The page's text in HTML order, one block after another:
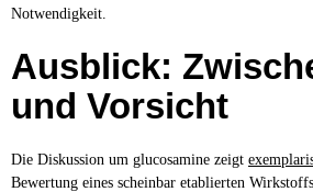
Notwendigkeit.
Ausblick:
und Vorsicht
Die Diskussion um glucosamine zeigt
Bewertung eines scheinbar etablierten